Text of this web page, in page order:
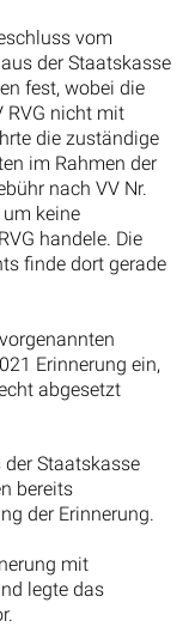
vom
der Staatskasse
fest, wobei die
RVG nicht mit
die zuständige
im Rahmen der
nach VV Nr.
keine
handele. Die
finde dort gerade
Erinnerung ein,
abgesetzt
Staatskasse
bereits
der Erinnerung.
mit
legte das